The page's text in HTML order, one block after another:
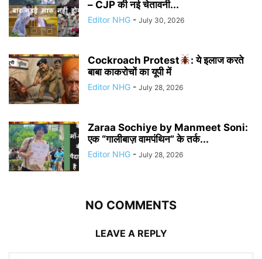
– CJP की नई चेतावनी...
Editor NHG - July 30, 2026
Cockroach Protest
: ये इलाज करते
बाबा काकरोचों का यूपी में
Editor NHG - July 28, 2026
Zaraa Sochiye by Manmeet Soni:
एक “गालीबाज़ वामपंथिन” के तर्क...
Editor NHG - July 28, 2026
NO COMMENTS
LEAVE A REPLY